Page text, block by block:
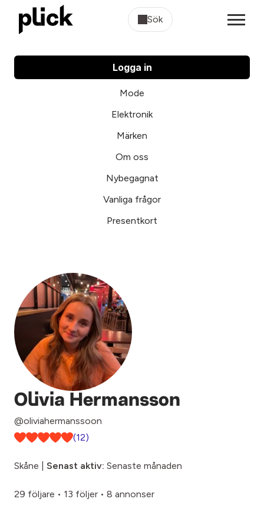
Sök
Logga in
Mode
Elektronik
Märken
Om oss
Nybegagnat
Vanliga frågor
Presentkort
Olivia Hermansson
@oliviahermanssoon
(12)
Skåne | Senast aktiv: Senaste månaden
29 följare • 13 följer • 8 annonser